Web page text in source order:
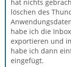
hat nichts
löschen des
habe ich die
exportieren und
habe ich dann
eingefügt.